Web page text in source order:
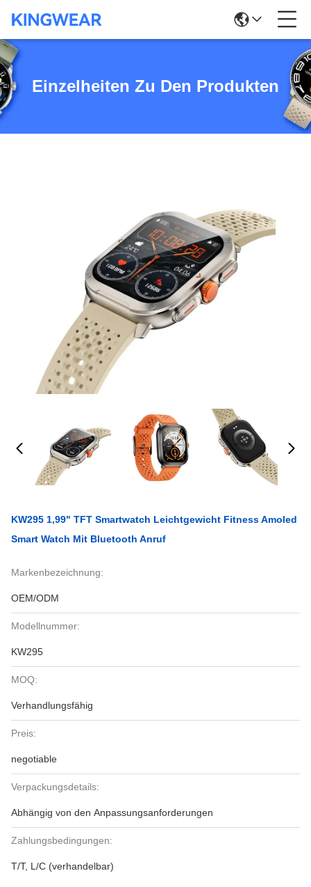
Einzelheiten Zu Den Produkten
KW295 1,99" TFT Smartwatch Leichtgewicht Fitness Amoled
Smart Watch Mit Bluetooth Anruf
Markenbezeichnung:
OEM/ODM
Modellnummer:
KW295
MOQ:
Verhandlungsfähig
Preis:
negotiable
Verpackungsdetails:
Abhängig von den Anpassungsanforderungen
Zahlungsbedingungen:
T/T, L/C (verhandelbar)